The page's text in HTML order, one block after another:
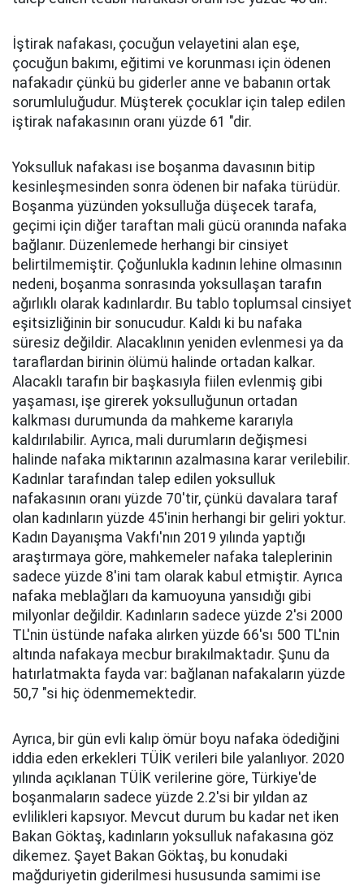
İştirak nafakası, çocuğun velayetini alan eşe,
çocuğun bakımı, eğitimi ve korunması için ödenen
nafakadır çünkü bu giderler anne ve babanın ortak
sorumluluğudur. Müşterek çocuklar için talep edilen
iştirak nafakasının oranı yüzde 61 "dir.
Yoksulluk nafakası ise boşanma davasının bitip
kesinleşmesinden sonra ödenen bir nafaka türüdür.
Boşanma yüzünden yoksulluğa düşecek tarafa,
geçimi için diğer taraftan mali gücü oranında nafaka
bağlanır. Düzenlemede herhangi bir cinsiyet
belirtilmemiştir. Çoğunlukla kadının lehine olmasının
nedeni, boşanma sonrasında yoksullaşan tarafın
ağırlıklı olarak kadınlardır. Bu tablo toplumsal cinsiyet
eşitsizliğinin bir sonucudur. Kaldı ki bu nafaka
süresiz değildir. Alacaklının yeniden evlenmesi ya da
taraflardan birinin ölümü halinde ortadan kalkar.
Alacaklı tarafın bir başkasıyla fiilen evlenmiş gibi
yaşaması, işe girerek yoksulluğunun ortadan
kalkması durumunda da mahkeme kararıyla
kaldırılabilir. Ayrıca, mali durumların değişmesi
halinde nafaka miktarının azalmasına karar verilebilir.
Kadınlar tarafından talep edilen yoksulluk
nafakasının oranı yüzde 70'tir, çünkü davalara taraf
olan kadınların yüzde 45'inin herhangi bir geliri yoktur.
Kadın Dayanışma Vakfı'nın 2019 yılında yaptığı
araştırmaya göre, mahkemeler nafaka taleplerinin
sadece yüzde 8'ini tam olarak kabul etmiştir. Ayrıca
nafaka meblağları da kamuoyuna yansıdığı gibi
milyonlar değildir. Kadınların sadece yüzde 2'si 2000
TL'nin üstünde nafaka alırken yüzde 66'sı 500 TL'nin
altında nafakaya mecbur bırakılmaktadır. Şunu da
hatırlatmakta fayda var: bağlanan nafakaların yüzde
50,7 "si hiç ödenmemektedir.
Ayrıca, bir gün evli kalıp ömür boyu nafaka ödediğini
iddia eden erkekleri TÜİK verileri bile yalanlıyor. 2020
yılında açıklanan TÜİK verilerine göre, Türkiye'de
boşanmaların sadece yüzde 2.2'si bir yıldan az
evlilikleri kapsıyor. Mevcut durum bu kadar net iken
Bakan Göktaş, kadınların yoksulluk nafakasına göz
dikemez. Şayet Bakan Göktaş, bu konudaki
mağduriyetin giderilmesi hususunda samimi ise